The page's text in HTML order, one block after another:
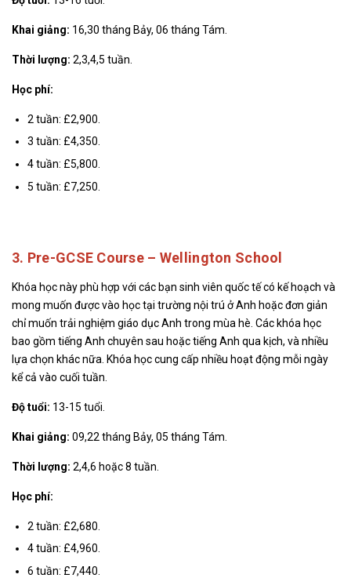
Khai giảng: 16,30 tháng Bảy, 06 tháng Tám.
Thời lượng: 2,3,4,5 tuần.
Học phí:
2 tuần: £2,900.
3 tuần: £4,350.
4 tuần: £5,800.
5 tuần: £7,250.
3. Pre-GCSE Course – Wellington School
Khóa học này phù hợp với các bạn sinh viên quốc tế có kế hoạch và
mong muốn được vào học tại trường nội trú ở Anh hoặc đơn giản
chỉ muốn trải nghiệm giáo dục Anh trong mùa hè. Các khóa học
bao gồm tiếng Anh chuyên sau hoặc tiếng Anh qua kịch, và nhiều
lựa chọn khác nữa. Khóa học cung cấp nhiều hoạt động mỗi ngày
kể cả vào cuối tuần.
Độ tuổi: 13-15 tuổi.
Khai giảng: 09,22 tháng Bảy, 05 tháng Tám.
Thời lượng: 2,4,6 hoặc 8 tuần.
Học phí:
2 tuần: £2,680.
4 tuần: £4,960.
6 tuần: £7,440.